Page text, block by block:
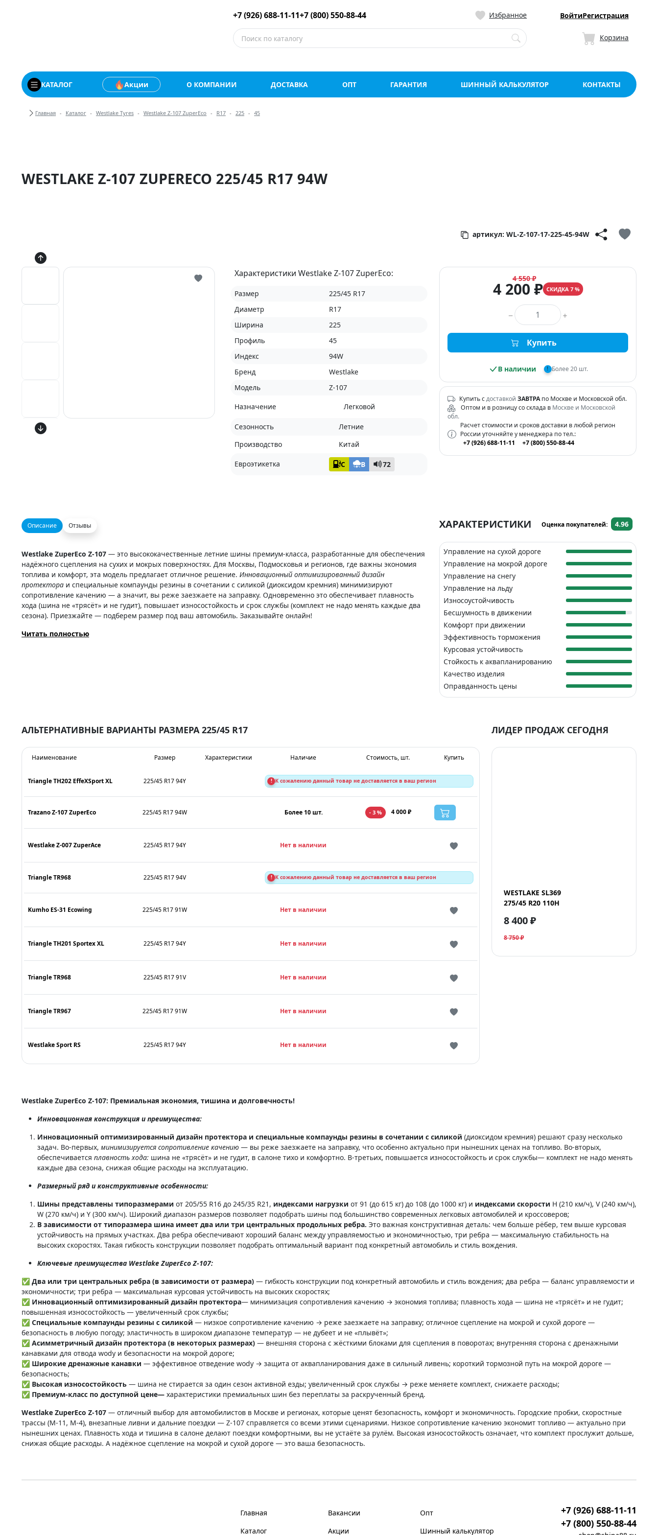
Купить автомобильные шины оптом и в розницу со склада в
+7 (926) 688-11-11+7 (800) 550-88-44 Избранное ВойтиРегистрация
Корзина
КАТАЛОГ Акции О КОМПАНИИ ДОСТАВКА ОПТ ГАРАНТИЯ ШИННЫЙ КАЛЬКУЛЯТОР КОНТАКТЫ
Хлебные крошки
Главная Каталог Westlake Tyres Westlake Z-107 ZuperEco R17 225 45
WESTLAKE Z-107 ZUPERECO 225/45 R17 94W
артикул: WL-Z-107-17-225-45-94W
Характеристики Westlake Z-107 ZuperEco:
Размер
225/45 R17
Диаметр
R17
Ширина
225
Профиль
45
Индекс
94W
Бренд
Westlake
Модель
Z-107
Назначение Легковой
Сезонность
Летние
Производство
Китай
Евроэтикетка C B 72
4 550 ₽
4 200 ₽ СКИДКА 7 %
Количество товара
Купить
В наличии ! Более 20 шт.
Купить сдоставкой ЗАВТРАпо Москве и Московской обл.
Оптом и в розницу со склада в Москве и Московской
обл.
Расчет стоимости и сроков доставки в любой регион
России уточняйте у менеджера по тел.:
+7 (926) 688-11-11
+7 (800) 550-88-44
Описание Отзывы
Westlake ZuperEco Z-107 — это высококачественные летние шины премиум-класса, разработанные для обеспечения
надёжного сцепления на сухих и мокрых поверхностях. Для Москвы, Подмосковья и регионов, где важны экономия
топлива и комфорт, эта модель предлагает отличное решение. Инновационный оптимизированный дизайн
протектора и специальные компаунды резины в сочетании с силикой (диоксидом кремния) минимизируют
сопротивление качению — а значит, вы реже заезжаете на заправку. Одновременно это обеспечивает плавность
хода (шина не «трясёт» и не гудит), повышает износостойкость и срок службы (комплект не надо менять каждые два
сезона). Приезжайте — подберем размер под ваш автомобиль. Заказывайте онлайн!
Читать полностью
ХАРАКТЕРИСТИКИ Оценка покупателей: 4.96
Управление на сухой дороге
Управление на мокрой дороге
Управление на снегу
Управление на льду
Износоустойчивость
Бесшумность в движении
Комфорт при движении
Эффективность торможения
Курсовая устойчивость
Стойкость к аквапланированию
Качество изделия
Оправданность цены
АЛЬТЕРНАТИВНЫЕ ВАРИАНТЫ РАЗМЕРА 225/45 R17
Наименование Размер Характеристики Наличие Стоимость, шт. Купить
Triangle TH202 EffeXSport XL 225/45 R17 94Y ! К сожалению данный товар не доставляется в ваш регион
Trazano Z-107 ZuperEco 225/45 R17 94W Более 10 шт. - 3 % 4 000 ₽
Westlake Z-007 ZuperAce 225/45 R17 94Y Нет в наличии
Triangle TR968 225/45 R17 94V ! К сожалению данный товар не доставляется в ваш регион
Kumho ES-31 Ecowing 225/45 R17 91W Нет в наличии
Triangle TH201 Sportex XL 225/45 R17 94Y Нет в наличии
Triangle TR968 225/45 R17 91V Нет в наличии
Triangle TR967 225/45 R17 91W Нет в наличии
Westlake Sport RS 225/45 R17 94Y Нет в наличии
ЛИДЕР ПРОДАЖ СЕГОДНЯ
WESTLAKE SL369
275/45 R20 110H
8 400 ₽
8 750 ₽
Westlake ZuperEco Z-107: Премиальная экономия, тишина и долговечность!
Инновационная конструкция и преимущества:
Инновационный оптимизированный дизайн протектора и специальные компаунды резины в сочетании с силикой (диоксидом кремния) решают сразу несколько
задач. Во-первых, минимизируется сопротивление качению — вы реже заезжаете на заправку, что особенно актуально при нынешних ценах на топливо. Во-вторых,
обеспечивается плавность хода: шина не «трясёт» и не гудит, в салоне тихо и комфортно. В-третьих, повышается износостойкость и срок службы— комплект не надо менять
каждые два сезона, снижая общие расходы на эксплуатацию.
Размерный ряд и конструктивные особенности:
Шины представлены типоразмерами от 205/55 R16 до 245/35 R21, индексами нагрузки от 91 (до 615 кг) до 108 (до 1000 кг) и индексами скорости H (210 км/ч), V (240 км/ч),
W (270 км/ч) и Y (300 км/ч). Широкий диапазон размеров позволяет подобрать шины под большинство современных легковых автомобилей и кроссоверов;
В зависимости от типоразмера шина имеет два или три центральных продольных ребра. Это важная конструктивная деталь: чем больше рёбер, тем выше курсовая
устойчивость на прямых участках. Два ребра обеспечивают хороший баланс между управляемостью и экономичностью, три ребра — максимальную стабильность на
высоких скоростях. Такая гибкость конструкции позволяет подобрать оптимальный вариант под конкретный автомобиль и стиль вождения.
Ключевые преимущества Westlake ZuperEco Z-107:
✅ Два или три центральных ребра (в зависимости от размера) — гибкость конструкции под конкретный автомобиль и стиль вождения; два ребра — баланс управляемости и
экономичности; три ребра — максимальная курсовая устойчивость на высоких скоростях;
✅ Инновационный оптимизированный дизайн протектора— минимизация сопротивления качению → экономия топлива; плавность хода — шина не «трясёт» и не гудит;
повышенная износостойкость — увеличенный срок службы;
✅ Специальные компаунды резины с силикой — низкое сопротивление качению → реже заезжаете на заправку; отличное сцепление на мокрой и сухой дороге —
безопасность в любую погоду; эластичность в широком диапазоне температур — не дубеет и не «плывёт»;
✅ Асимметричный дизайн протектора (в некоторых размерах) — внешняя сторона с жёсткими блоками для сцепления в поворотах; внутренняя сторона с дренажными
канавками для отвода wody и безопасности на мокрой дороге;
✅ Широкие дренажные канавки — эффективное отведение wody → защита от аквапланирования даже в сильный ливень; короткий тормозной путь на мокрой дороге —
безопасность;
✅ Высокая износостойкость — шина не стирается за один сезон активной езды; увеличенный срок службы → реже меняете комплект, снижаете расходы;
✅ Премиум-класс по доступной цене— характеристики премиальных шин без переплаты за раскрученный бренд.
Westlake ZuperEco Z-107 — отличный выбор для автомобилистов в Москве и регионах, которые ценят безопасность, комфорт и экономичность. Городские пробки, скоростные
трассы (М-11, М-4), внезапные ливни и дальние поездки — Z-107 справляется со всеми этими сценариями. Низкое сопротивление качению экономит топливо — актуально при
нынешних ценах. Плавность хода и тишина в салоне делают поездки комфортными, вы не устаёте за рулём. Высокая износостойкость означает, что комплект прослужит дольше,
снижая общие расходы. А надёжное сцепление на мокрой и сухой дороге — это ваша безопасность.
Главная
Каталог
Вакансии
Акции
Опт
Шинный калькулятор
+7 (926) 688-11-11
+7 (800) 550-88-44